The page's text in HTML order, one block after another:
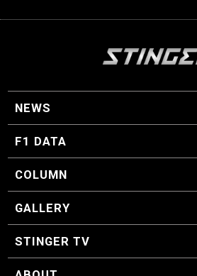
NEWS
F1 ニュース
F1 DATA
F1 日程
F1 データ
COLUMN
マイ・ワンダフル・サーキット
スクーデリア・一方通行
F1に燃え、ゴルフに泣く日々。
スティングくんの部屋
GALLERY
GALLERY
STINGER TV
STINGER TV